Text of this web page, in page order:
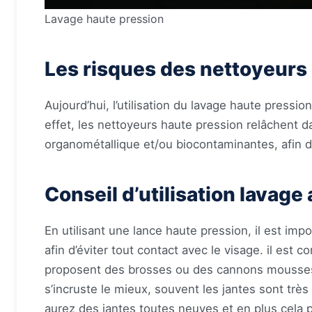
Lavage haute pression
Les risques des
Aujourd’hui, l’utilisation du lavage haute
effet, les nettoyeurs haute pression relâchent
organométallique et/ou biocontaminantes, afin
Conseil d’utilisation lavage
En utilisant une lance haute pression, il est
afin d’éviter tout contact avec le visage. il est
proposent des brosses ou des cannons
s’incruste le mieux, souvent les jantes sont
aurez des jantes toutes neuves et en plus cela